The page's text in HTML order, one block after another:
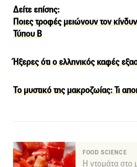
Δείτε επίσης:
Ποιες τροφές μειώνουν τον
Τύπου Β
Ήξερες ότι ο ελληνικός καφές
Το μυστικό της μακροζωίας: Τι
FOOD SCIENCE
Η ντομάτα στο